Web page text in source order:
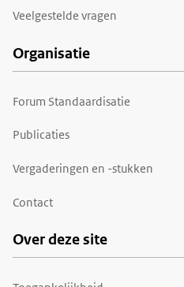
Veelgestelde vragen
Organisatie
Forum Standaardisatie
Publicaties
Vergaderingen en -stukken
Contact
Over deze site